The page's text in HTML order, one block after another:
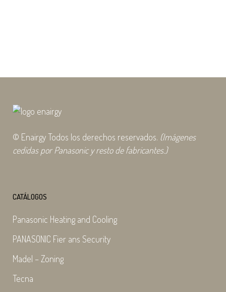
© Enairgy Todos los derechos reservados. (Imágenes
cedidas por Panasonic y resto de fabricantes.)
CATÁLOGOS
Panasonic Heating and Cooling
PANASONIC Fier ans Security
Madel – Zoning
Tecna